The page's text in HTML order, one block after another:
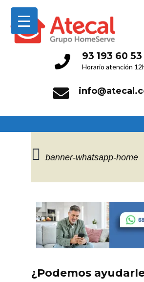
93 193 60 53
Horario atención
banner-whatsapp-home
¿Podemos